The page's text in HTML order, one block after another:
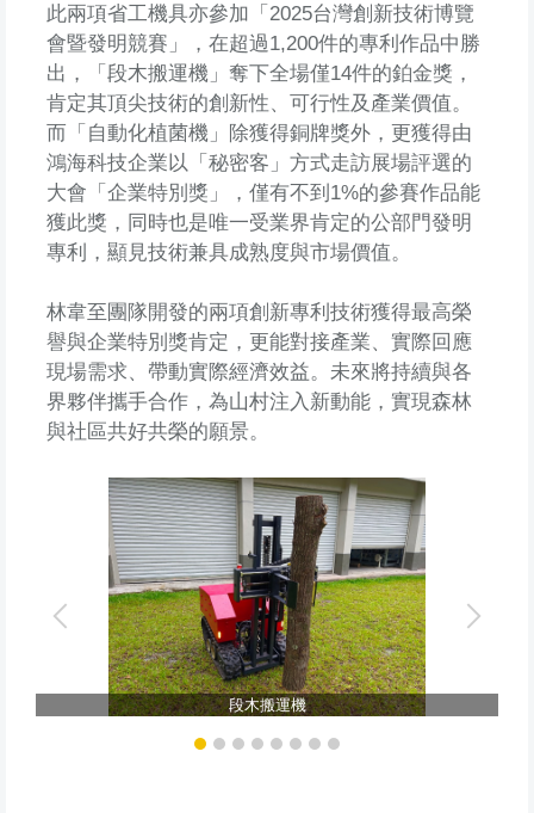
此兩項省工機具亦參加「2025台灣創新技術博覽
會暨發明競賽」，在超過1,200件的專利作品中勝
出，「段木搬運機」奪下全場僅14件的鉑金獎，
肯定其頂尖技術的創新性、可行性及產業價值。
而「自動化植菌機」除獲得銅牌獎外，更獲得由
鴻海科技企業以「秘密客」方式走訪展場評選的
大會「企業特別獎」，僅有不到1%的參賽作品能
獲此獎，同時也是唯一受業界肯定的公部門發明
專利，顯見技術兼具成熟度與市場價值。
林韋至團隊開發的兩項創新專利技術獲得最高榮
譽與企業特別獎肯定，更能對接產業、實際回應
現場需求、帶動實際經濟效益。未來將持續與各
界夥伴攜手合作，為山村注入新動能，實現森林
與社區共好共榮的願景。
段木搬運機